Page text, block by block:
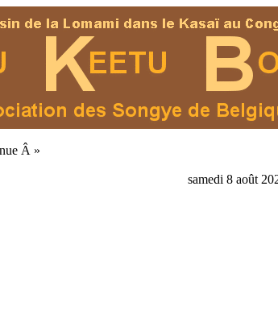
Â »
samedi 8 août